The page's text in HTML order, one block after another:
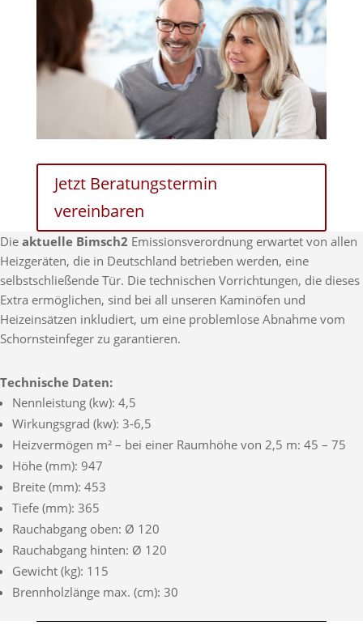
Jetzt Beratungstermin
vereinbaren
Die aktuelle Bimsch2 Emissionsverordnung erwartet von allen
Heizgeräten, die in Deutschland betrieben werden, eine
selbstschließende Tür. Die technischen Vorrichtungen, die dieses
Extra ermöglichen, sind bei all unseren Kaminöfen und
Heizeinsätzen inkludiert, um eine problemlose Abnahme vom
Schornsteinfeger zu garantieren.
Technische Daten:
Nennleistung (kw): 4,5
Wirkungsgrad (kw): 3-6,5
Heizvermögen m² – bei einer Raumhöhe von 2,5 m: 45 – 75
Höhe (mm): 947
Breite (mm): 453
Tiefe (mm): 365
Rauchabgang oben: Ø 120
Rauchabgang hinten: Ø 120
Gewicht (kg): 115
Brennholzlänge max. (cm): 30